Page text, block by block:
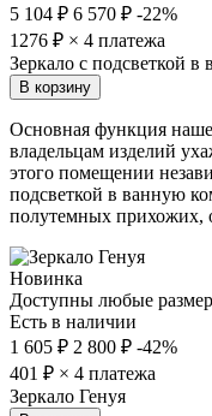
5 104 ₽ 6 570 ₽ -22%
1276 ₽ × 4 платежа
Зеркало с подсветкой
В корзину
Основная функция
владельцам изделий
этого помещении
подсветкой в ванную
полутемных прихожих,
Новинка
Доступны любые
Есть в наличии
1 605 ₽ 2 800 ₽ -42%
401 ₽ × 4 платежа
Зеркало Генуя